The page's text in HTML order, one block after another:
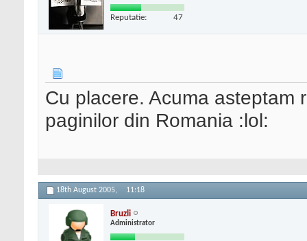
Reputatie: 47
Cu placere. Acuma asteptam
paginilor din Romania :lol:
18th August 2005, 11:18
Bruzli
Administrator